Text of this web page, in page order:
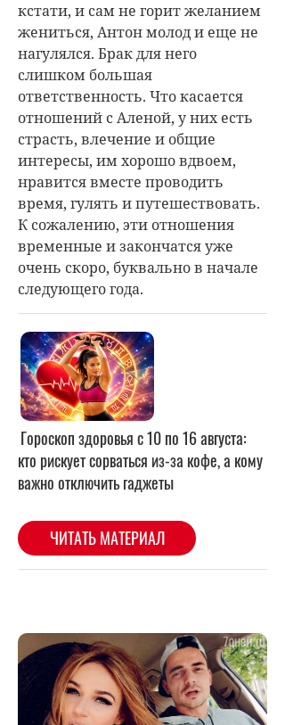
кстати, и сам не горит желанием
жениться, Антон молод и еще не
нагулялся. Брак для него
слишком большая
ответственность. Что касается
отношений с Аленой, у них есть
страсть, влечение и общие
интересы, им хорошо вдвоем,
нравится вместе проводить
время, гулять и путешествовать.
К сожалению, эти отношения
временные и закончатся уже
очень скоро, буквально в начале
следующего года.